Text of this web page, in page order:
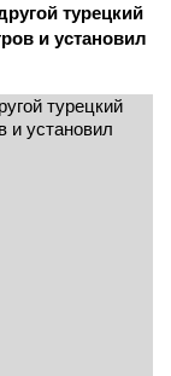
турецкий
и установил